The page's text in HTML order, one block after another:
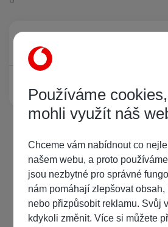
Právě prohlíží tuto stránku
Žádný registrovaný uživatel si neprohlíží
Používáme
mohli využít náš
Chceme vám nabídnout co
našem webu, a proto
jsou nezbytné pro správné
nám pomáhají zlepšovat
nebo přizpůsobit reklamu. Svůj
kdykoli změnit. Více si můžete